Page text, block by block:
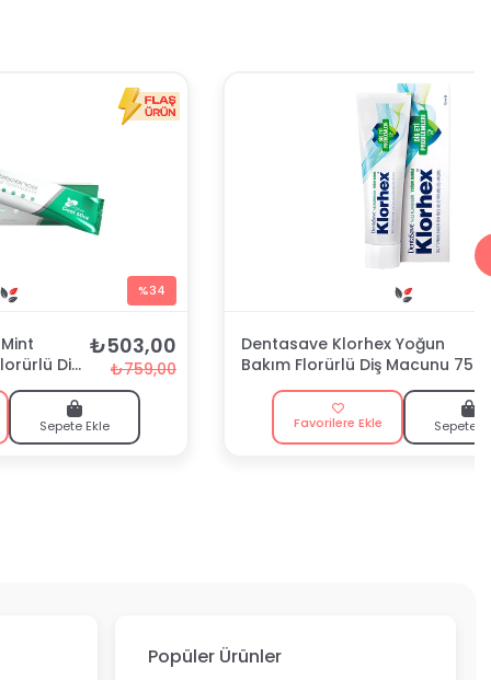
%34
Diş
₺503,00
₺759,00
Sepete Ekle
Dentasave Klorhex Yoğun
Bakım Florürlü Diş Macunu 75
Favorilere Ekle Sepete
Popüler Ürünler